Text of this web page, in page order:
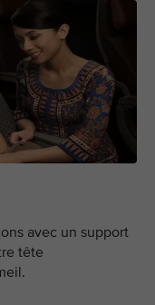
avec un support
tête